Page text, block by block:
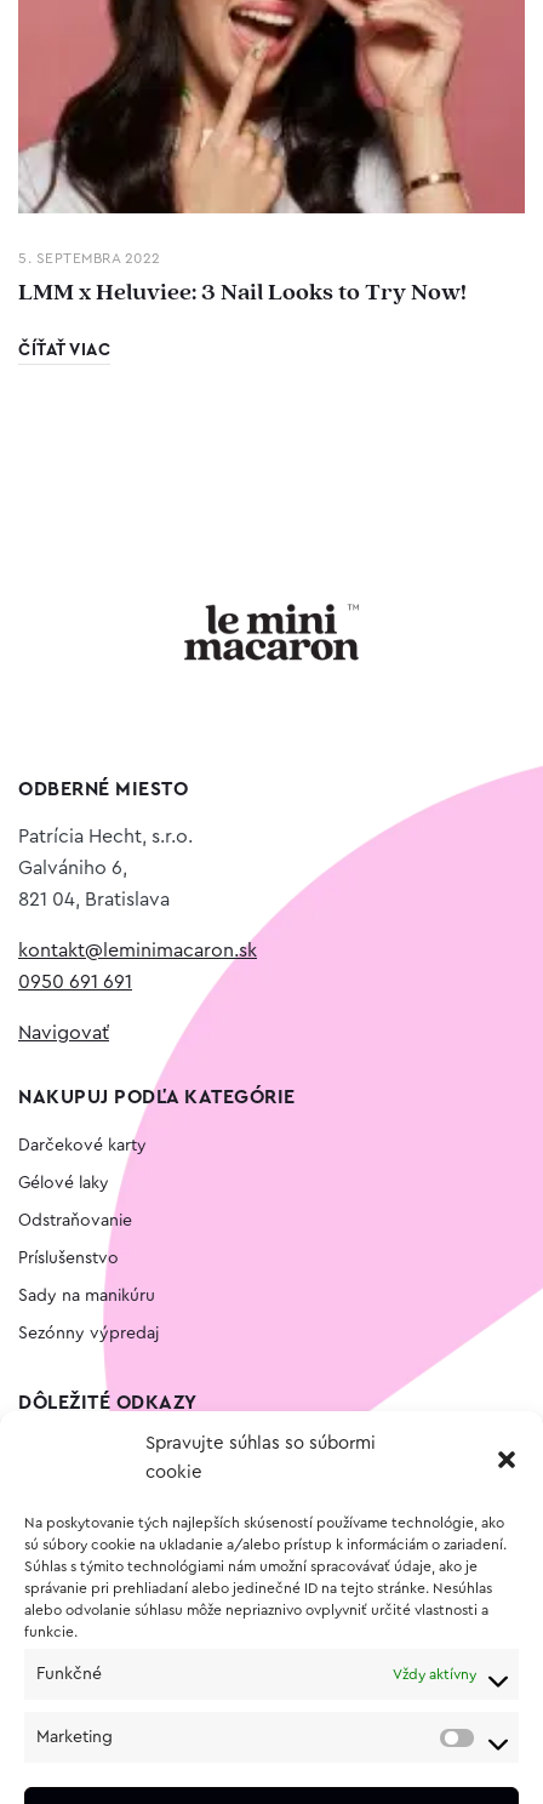
Spravujte súhlas so súbormi
cookie
Na poskytovanie tých najlepších skúseností používame technológie, ako
sú súbory cookie na ukladanie a/alebo prístup k informáciám o zariadení.
Súhlas s týmito technológiami nám umožní spracovávať údaje, ako je
správanie pri prehliadaní alebo jedinečné ID na tejto stránke. Nesúhlas
alebo odvolanie súhlasu môže nepriaznivo ovplyvniť určité vlastnosti a
funkcie.
Funkčné Vždy aktívny
Marketing
5. SEPTEMBRA 2022
LMM x Heluviee: 3 Nail Looks to Try Now!
ČÍŤAŤ VIAC
ODBERNÉ MIESTO
Patrícia Hecht, s.r.o.
Galvániho 6,
821 04, Bratislava
kontakt@leminimacaron.sk
0950 691 691
Navigovať
NAKUPUJ PODĽA KATEGÓRIE
Darčekové karty
Gélové laky
Odstraňovanie
Príslušenstvo
Sady na manikúru
Sezónny výpredaj
DÔLEŽITÉ ODKAZY
Vernostný program
O NÁKUPE
Vrátenie a reklamácia tovaru